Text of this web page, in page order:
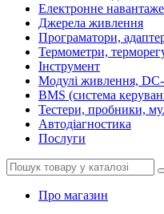
Електронне
Джерела живлення
Програматори,
Термометри,
Інструмент
Модулі живлення,
BMS (система
Тестери, пробники,
Автодіагностика
Послуги
Про магазин